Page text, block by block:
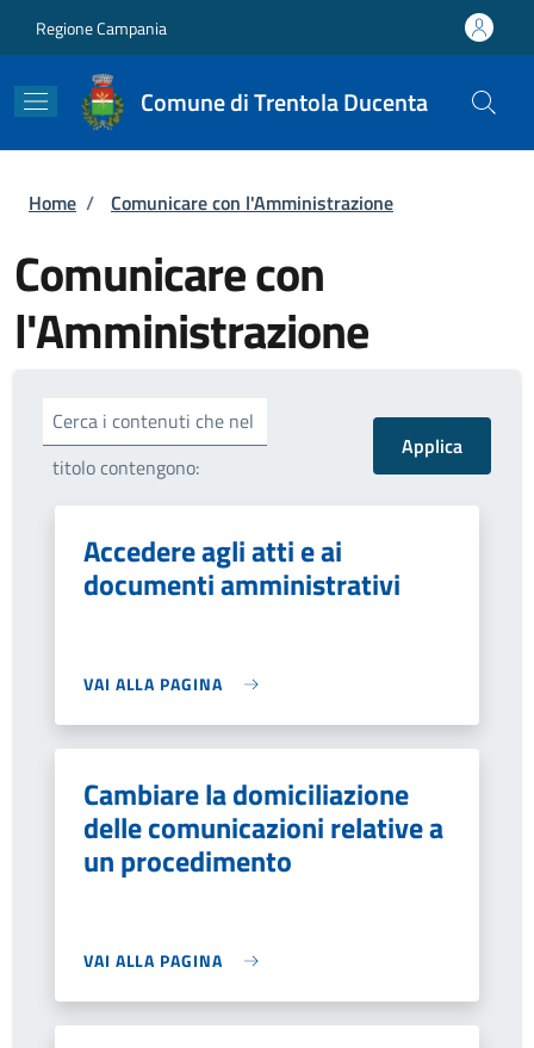
Regione Campania
Comune di Trentola Ducenta
Briciole di pane
Home / Comunicare con l'Amministrazione
Comunicare con
l'Amministrazione
Cerca i contenuti che nel
titolo contengono:
Accedere agli atti e ai
documenti amministrativi
VAI ALLA PAGINA
Cambiare la domiciliazione
delle comunicazioni relative a
un procedimento
VAI ALLA PAGINA